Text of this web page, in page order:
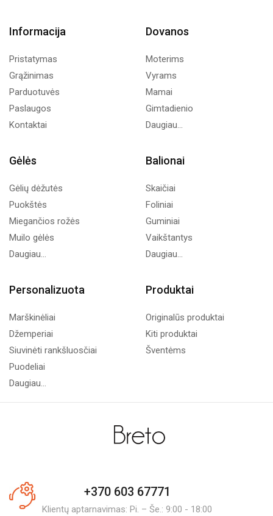
Informacija
Pristatymas
Grąžinimas
Parduotuvės
Paslaugos
Kontaktai
Dovanos
Moterims
Vyrams
Mamai
Gimtadienio
Daugiau...
Gėlės
Gėlių dėžutės
Puokštės
Miegančios rožės
Muilo gėlės
Daugiau...
Balionai
Skaičiai
Foliniai
Guminiai
Vaikštantys
Daugiau...
Personalizuota
Marškinėliai
Džemperiai
Siuvinėti rankšluosčiai
Puodeliai
Daugiau...
Produktai
Originalūs produktai
Kiti produktai
Šventėms
+370 603 67771
Klientų aptarnavimas: Pi. – Še.: 9:00 - 18:00